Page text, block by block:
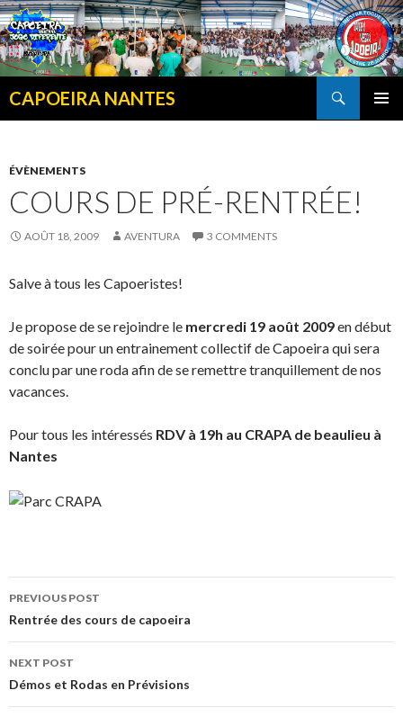
CAPOEIRA NANTES
ÉVÈNEMENTS
COURS DE PRÉ-RENTRÉE!
AOÛT 18, 2009 AVENTURA 3 COMMENTS
Salve à tous les Capoeristes!
Je propose de se rejoindre le mercredi 19 août 2009en début
de soirée pour un entrainement collectif de Capoeira qui sera
conclu par une roda afin de se remettre tranquillement de nos
vacances.
Pour tous les intéressés RDV à 19h au CRAPA de beaulieu à
Nantes
Post navigation
PREVIOUS POST
Rentrée des cours de capoeira
NEXT POST
Démos et Rodas en Prévisions